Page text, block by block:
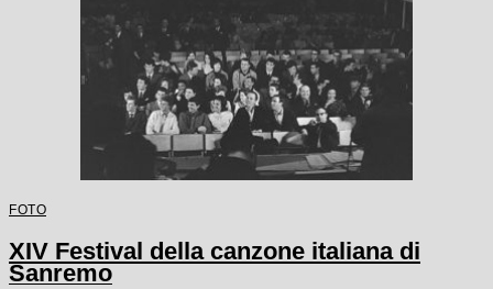
FOTO
XIV Festival della canzone italiana di
Sanremo